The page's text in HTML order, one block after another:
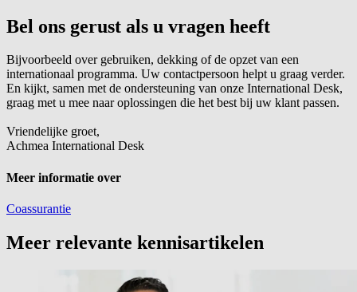
Bel ons gerust als u vragen heeft
Bijvoorbeeld over gebruiken, dekking of de opzet van een
internationaal programma. Uw contactpersoon helpt u graag verder.
En kijkt, samen met de ondersteuning van onze International Desk,
graag met u mee naar oplossingen die het best bij uw klant passen.
Vriendelijke groet,
Achmea International Desk
Meer informatie over
Coassurantie
Meer relevante kennisartikelen